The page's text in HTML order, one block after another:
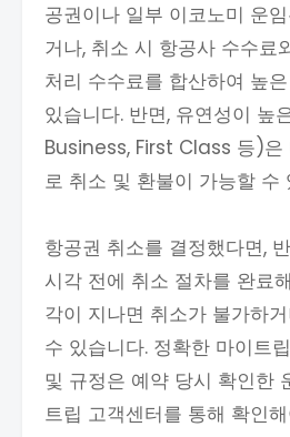
공권이나 일부 이코노미 운
거나, 취소 시 항공사 수수료
처리 수수료를 합산하여 높
있습니다. 반면, 유연성이 높
Business, First Class 등)은
로 취소 및 환불이 가능할 수
항공권 취소를 결정했다면,
시각 전에 취소 절차를 완료
각이 지나면 취소가 불가하
수 있습니다. 정확한 마이트
및 규정은 예약 당시 확인한
트립 고객센터를 통해 확인